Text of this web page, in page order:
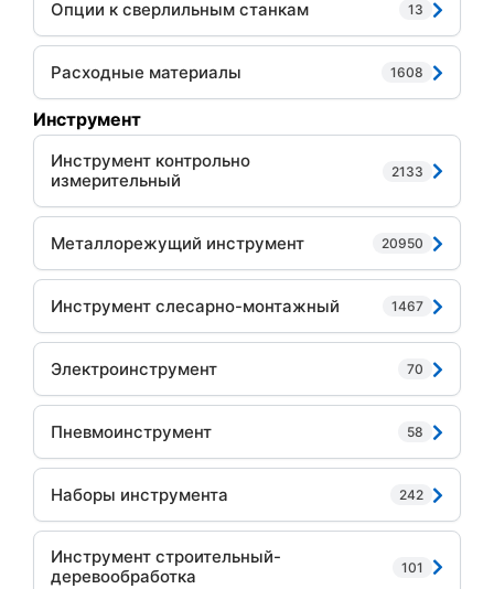
Опции к сверлильным станкам 13
Расходные материалы 1608
Инструмент
Инструмент контрольно
измерительный
2133
Металлорежущий инструмент 20950
Инструмент слесарно-монтажный 1467
Электроинструмент 70
Пневмоинструмент 58
Наборы инструмента 242
Инструмент строительный-
деревообработка
101